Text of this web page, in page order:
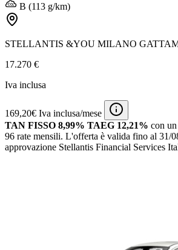
B (113 g/km)
STELLANTIS &YOU MILANO
17.270 €
Iva inclusa
169,20€ Iva inclusa/mese
TAN FISSO 8,99% TAEG 12,21% con
96 rate mensili. L'offerta è valida fino al 31/
approvazione Stellantis Financial Services